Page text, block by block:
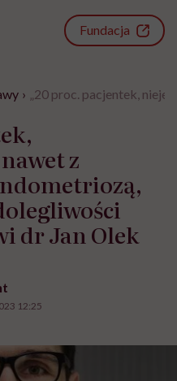
Fundacja
› „20 proc. pacjentek,
z
dr Jan Olek
12:25